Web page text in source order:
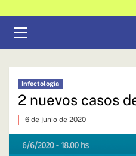
primario
Infectología
2 nuevos casos
6 de junio de 2020